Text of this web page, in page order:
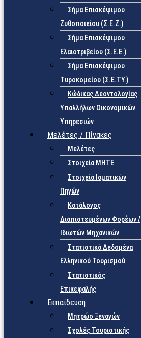
Σήμα Επισκέψιμου
Ζυθοποιείου (Σ.Ε.Ζ.)
Σήμα Επισκέψιμου
Ελαιοτριβείου (Σ.Ε.Ε.)
Σήμα Επισκέψιμου
Τυροκομείου (Σ.Ε.TY.)
Κώδικας Δεοντολογίας
Υπαλλήλων Οικονομικών
Υπηρεσιών
Μελέτες / Πίνακες
Μελέτες
Στοιχεία ΜΗΤΕ
Στοιχεία Ιαματικών
Πηγών
Κατάλογος
Διαπιστευμένων Φορέων /
Ιδιωτών Μηχανικών
Στατιστικά Δεδομένα
Ελληνικού Τουρισμού
Στατιστικός
Επικεφαλής
Εκπαίδευση
Μητρώο Ξεναγών
Σχολές Τουριστικής